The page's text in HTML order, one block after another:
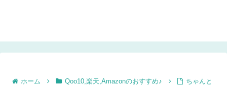
ホーム Qoo10,楽天,Amazonのおすすめ♪
ちゃんと